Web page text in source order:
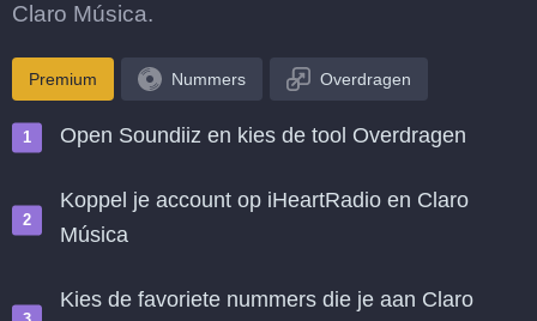
Claro Música.
Premium Nummers Overdragen
Open Soundiiz en kies de tool Overdragen
Koppel je account op iHeartRadio en Claro
Música
Kies de favoriete nummers die je aan Claro